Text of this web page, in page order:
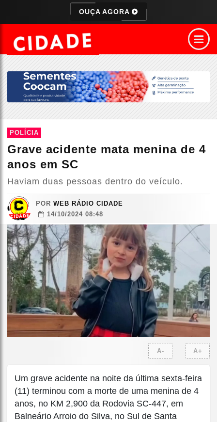
OUÇA AGORA
POLÍCIA
Grave acidente mata menina de 4
anos em SC
Haviam duas pessoas dentro do veículo.
POR WEB RÁDIO CIDADE
14/10/2024 08:48
A- A+
Um grave acidente na noite da última sexta-feira
(11) terminou com a morte de uma menina de 4
anos, no KM 2,900 da Rodovia SC-447, em
Balneário Arroio do Silva, no Sul de Santa